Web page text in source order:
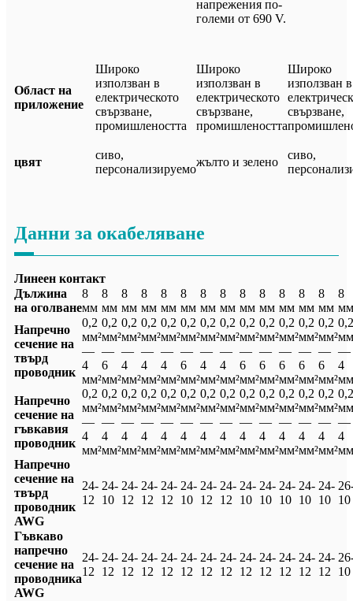
напрежения по-
големи от 690 V.
Област на
приложение
Широко
използван в
електрическото
свързване,
промишлеността
Широко
използван в
електрическото
свързване,
промишлеността
Широко
използван в
свързване,
цвят
сиво,
персонализируемо
жълто и зелено
сиво,
Данни за окабеляване
Линеен контакт
Дължина
на оголване
8
мм
8
мм
8
мм
8
мм
8
мм
8
мм
8
мм
8
мм
8
мм
8
мм
8
мм
8
мм
8
мм
8
мм
Напречно
сечение на
твърд
проводник
0,2
мм²
—
4
мм²
0,2
мм²
—
6
мм²
0,2
мм²
—
4
мм²
0,2
мм²
—
4
мм²
0,2
мм²
—
4
мм²
0,2
мм²
—
6
мм²
0,2
мм²
—
4
мм²
0,2
мм²
—
4
мм²
0,2
мм²
—
6
мм²
0,2
мм²
—
6
мм²
0,2
мм²
—
6
мм²
0,2
мм²
—
6
мм²
0,2
мм²
—
6
мм²
0,2
—
4
Напречно
сечение на
гъвкавия
проводник
0,2
мм²
—
4
мм²
0,2
мм²
—
4
мм²
0,2
мм²
—
4
мм²
0,2
мм²
—
4
мм²
0,2
мм²
—
4
мм²
0,2
мм²
—
4
мм²
0,2
мм²
—
4
мм²
0,2
мм²
—
4
мм²
0,2
мм²
—
4
мм²
0,2
мм²
—
4
мм²
0,2
мм²
—
4
мм²
0,2
мм²
—
4
мм²
0,2
мм²
—
4
мм²
0,2
—
4
Напречно
сечение на
твърд
проводник
AWG
24-
12
24-
10
24-
12
24-
12
24-
12
24-
10
24-
12
24-
12
24-
10
24-
10
24-
10
24-
10
24-
10 10
Гъвкаво
напречно
сечение на
проводника
AWG
24-
12
24-
12
24-
12
24-
12
24-
12
24-
12
24-
12
24-
12
24-
12
24-
12
24-
12
24-
12
24-
12
10